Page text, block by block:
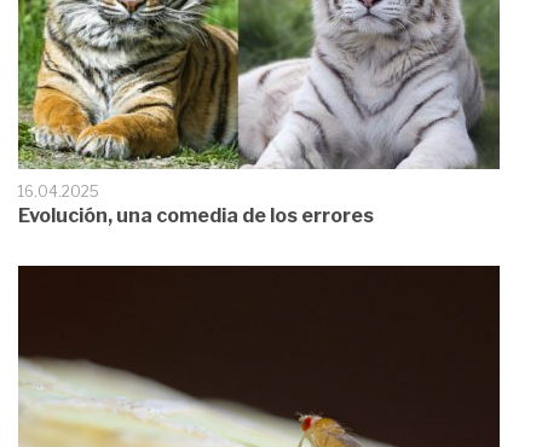
16.04.2025
Evolución, una comedia de los errores